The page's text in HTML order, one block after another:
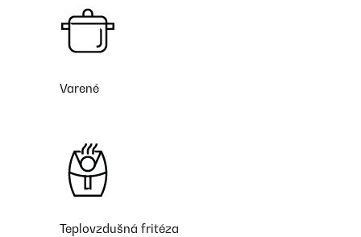
Varené
Teplovzdušná fritéza